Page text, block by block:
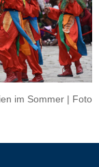
im Sommer | Foto